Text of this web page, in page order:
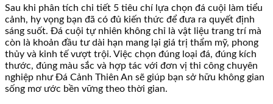
Sau khi phân tích chi tiết 5 tiêu chí lựa chọn đá cuội làm tiểu
cảnh, hy vọng bạn đã có đủ kiến thức để đưa ra quyết định
sáng suốt. Đá cuội tự nhiên không chỉ là vật liệu trang trí mà
còn là khoản đầu tư dài hạn mang lại giá trị thẩm mỹ, phong
thủy và kinh tế vượt trội. Việc chọn đúng loại đá, đúng kích
thước, đúng màu sắc và hợp tác với đơn vị thi công chuyên
nghiệp như Đá Cảnh Thiên An sẽ giúp bạn sở hữu không gian
sống mơ ước bền vững theo thời gian.